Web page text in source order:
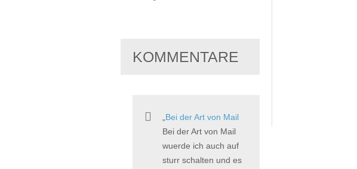
KOMMENTARE
Bei der Art von Mail
Bei der Art von Mail
wuerde ich auch auf
sturr schalten und es